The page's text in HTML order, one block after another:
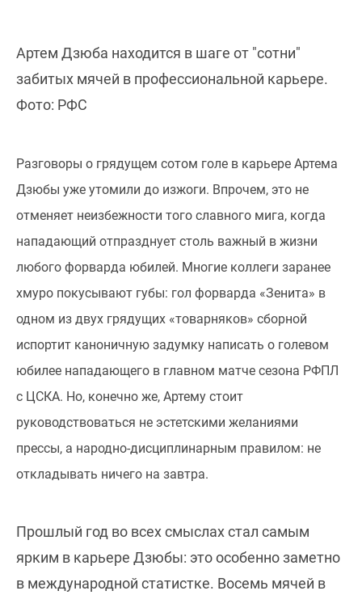
Артем Дзюба находится в шаге от "сотни"
забитых мячей в профессиональной карьере.
Фото: РФС
Разговоры о грядущем сотом голе в карьере Артема
Дзюбы уже утомили до изжоги. Впрочем, это не
отменяет неизбежности того славного мига, когда
нападающий отпразднует столь важный в жизни
любого форварда юбилей. Многие коллеги заранее
хмуро покусывают губы: гол форварда «Зенита» в
одном из двух грядущих «товарняков» сборной
испортит каноничную задумку написать о голевом
юбилее нападающего в главном матче сезона РФПЛ
с ЦСКА. Но, конечно же, Артему стоит
руководствоваться не эстетскими желаниями
прессы, а народно-дисциплинарным правилом: не
откладывать ничего на завтра.
Прошлый год во всех смыслах стал самым
ярким в карьере Дзюбы: это особенно заметно
в международной статистке. Восемь мячей в